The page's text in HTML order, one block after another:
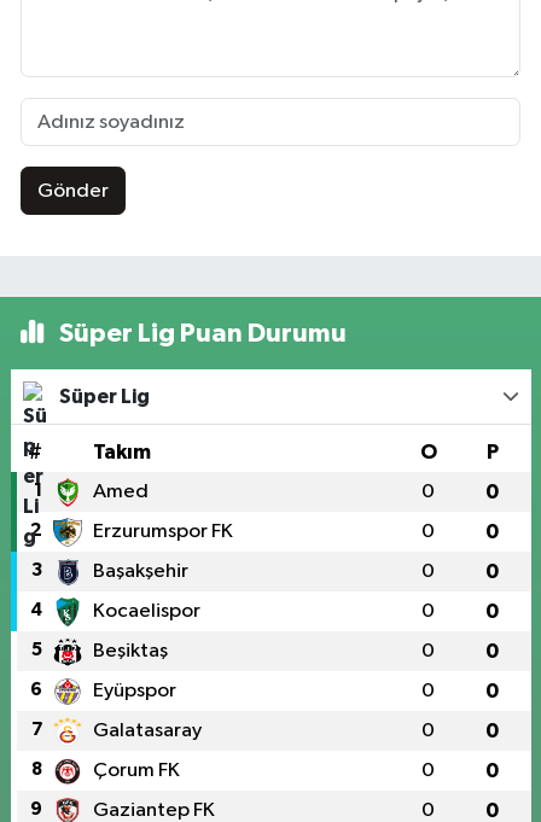
Gönder
Süper Lig Puan Durumu
Süper Lig
# Takım O P
1 Amed 0 0
2 Erzurumspor FK 0 0
3 Başakşehir 0 0
4 Kocaelispor 0 0
5 Beşiktaş 0 0
6 Eyüpspor 0 0
7 Galatasaray 0 0
8 Çorum FK 0 0
9 Gaziantep FK 0 0